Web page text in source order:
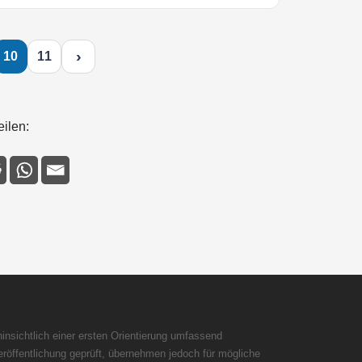
10 11 ›
einer ersten Orientierung umfassend
geprüft, übernehmen jedoch für mögliche